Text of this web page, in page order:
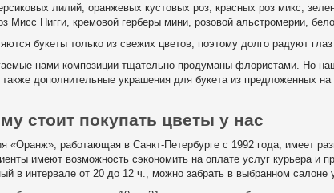
лилий, оранжевых кустовых роз, красных роз микс,
Мисс Пигги, кремовой герберы мини, розовой альстромерии,
букеты только из свежих цветов, поэтому долго радуют
нами композиции тщательно продуманы флористами. Но
также дополнительные украшения для букета из предложенных на
стоит покупать цветы у нас
«Оранж», работающая в Санкт-Петербурге с 1992 года, имеет
имеют возможность сэкономить на оплате услуг курьера и
в интервале от 20 до 12 ч., можно забрать в выбранном салоне